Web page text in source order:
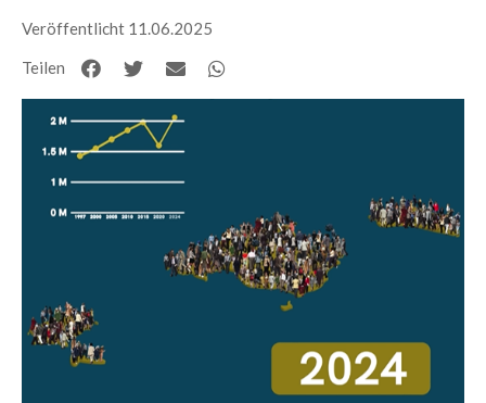
Veröffentlicht 11.06.2025
Teilen